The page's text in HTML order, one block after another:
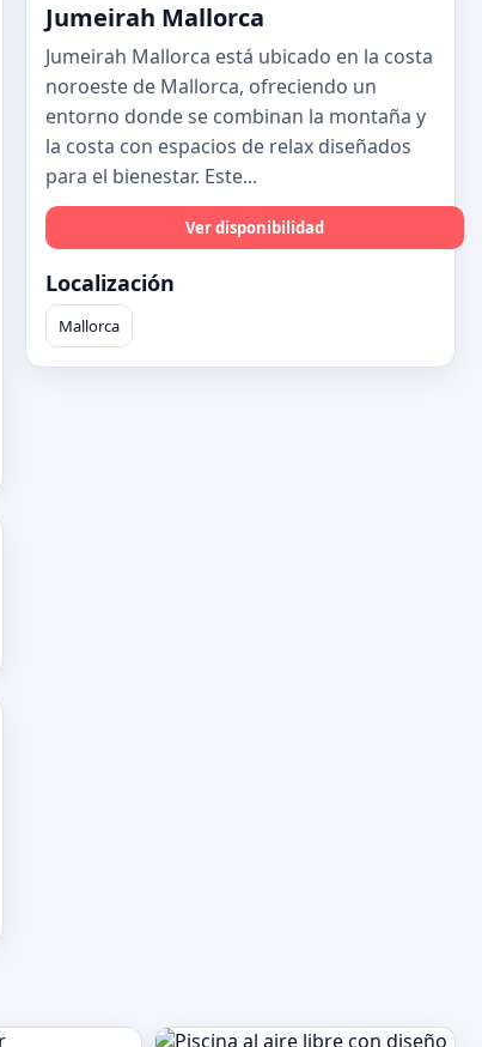
Jumeirah Mallorca
Jumeirah Mallorca está ubicado en la costa
noroeste de Mallorca, ofreciendo un
entorno donde se combinan la montaña y
la costa con espacios de relax diseñados
para el bienestar. Este...
Ver disponibilidad
Localización
Mallorca